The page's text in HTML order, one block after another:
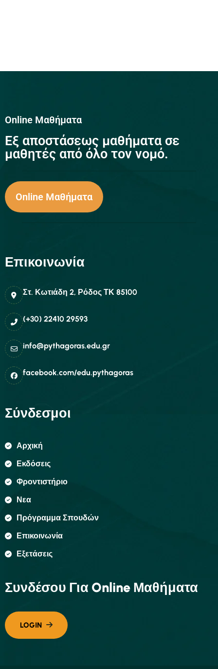
Online Μαθήματα
Eξ αποστάσεως μαθήματα σε
μαθητές από όλο τον νομό.
Online Μαθήματα
Επικοινωνία
Στ. Κωτιάδη 2, Ρόδος ΤΚ 85100
(+30) 22410 29593
info@pythagoras.edu.gr
facebook.com/edu.pythagoras
Σύνδεσμοι
Αρχική
Εκδόσεις
Φροντιστήριο
Νεα
Πρόγραμμα Σπουδών
Επικοινωνία
Εξετάσεις
Συνδέσου Για Online Μαθήματα